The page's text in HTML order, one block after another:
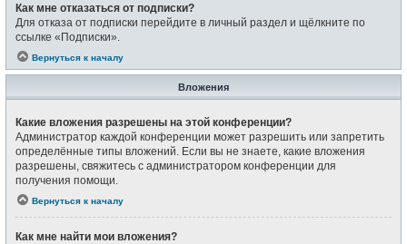
Как мне отказаться от подписки?
Для отказа от подписки перейдите в личный раздел и щёлкните по
ссылке «Подписки».
Вернуться к началу
Вложения
Какие вложения разрешены на этой конференции?
Администратор каждой конференции может разрешить или запретить
определённые типы вложений. Если вы не знаете, какие вложения
разрешены, свяжитесь с администратором конференции для
получения помощи.
Вернуться к началу
Как мне найти мои вложения?